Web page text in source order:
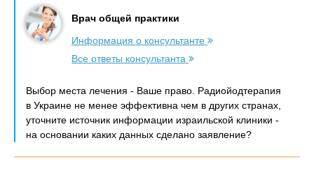
Врач общей практики
Информация о консультанте
Все ответы консультанта
Выбор места лечения - Ваше право. Радиойодтерапия
в Украине не менее эффективна чем в других странах,
уточните источник информации израильской клиники -
на основании каких данных сделано заявление?